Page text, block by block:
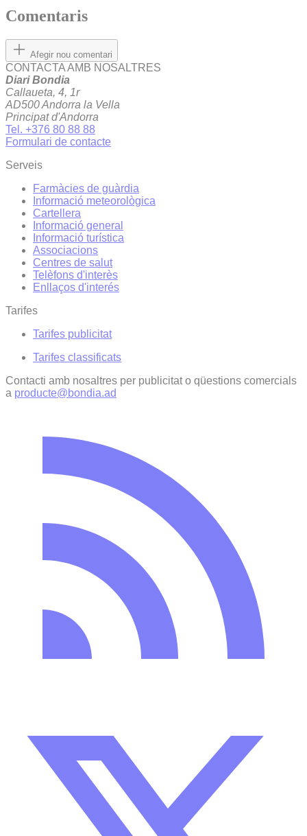
Comentaris
Afegir nou comentari
CONTACTA AMB NOSALTRES
Diari Bondia
Callaueta, 4, 1r
AD500 Andorra la Vella
Principat d'Andorra
Tel. +376 80 88 88
Formulari de contacte
Serveis
Farmàcies de guàrdia
Informació meteorològica
Cartellera
Informació general
Informació turística
Associacions
Centres de salut
Telèfons d'interès
Enllaços d'interés
Tarifes
Tarifes publicitat
Tarifes classificats
Contacti amb nosaltres per publicitat o qüestions comercials
a producte@bondia.ad